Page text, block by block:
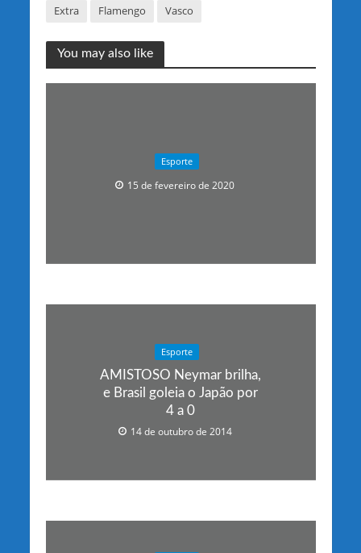
Extra
Flamengo Vasco
You may also like
Esporte
15 de fevereiro de 2020
Esporte
AMISTOSO Neymar brilha,
e Brasil goleia o Japão por
4 a 0
14 de outubro de 2014